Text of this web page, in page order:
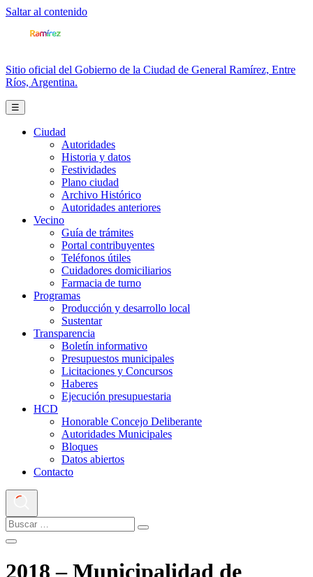
Saltar al contenido
Sitio oficial del Gobierno de la Ciudad de General Ramírez, Entre
Ríos, Argentina.
☰
Ciudad
Autoridades
Historia y datos
Festividades
Plano ciudad
Archivo Histórico
Autoridades anteriores
Vecino
Guía de trámites
Portal contribuyentes
Teléfonos útiles
Cuidadores domiciliarios
Farmacia de turno
Programas
Producción y desarrollo local
Sustentar
Transparencia
Boletín informativo
Presupuestos municipales
Licitaciones y Concursos
Haberes
Ejecución presupuestaria
HCD
Honorable Concejo Deliberante
Autoridades Municipales
Bloques
Datos abiertos
Contacto
2018 – Municipalidad de